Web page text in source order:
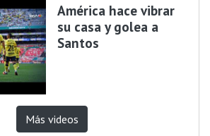
América hace vibrar
su casa y golea a
Santos
Más videos